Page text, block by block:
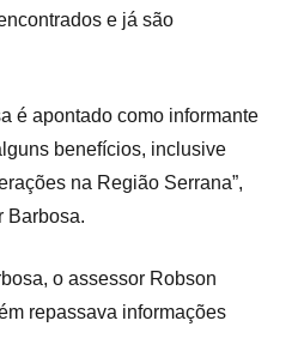
e já são
é apontado como informante
benefícios, inclusive
na Região Serrana”,
Barbosa.
o assessor Robson
repassava informações